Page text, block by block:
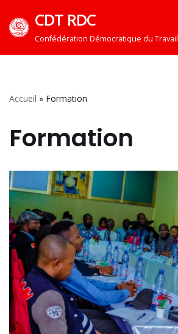
Aller
CDT RDC
Confédération Démocratique du Travail
Accueil » Formation
Formation